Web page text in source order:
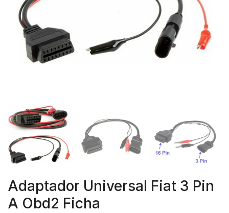
Adaptador Universal Fiat 3 Pin
A Obd2 Ficha